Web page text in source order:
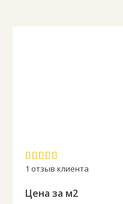
Оценка5.00
1 отзыв клиента
Цена за м2